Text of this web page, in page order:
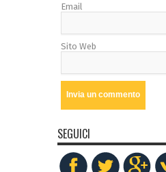
Email
Sito Web
SEGUICI